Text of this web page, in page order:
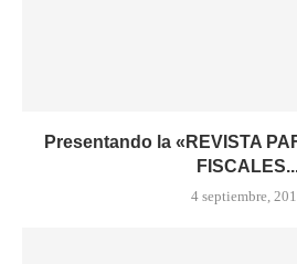
Presentando la «REVISTA
4 septiembre,